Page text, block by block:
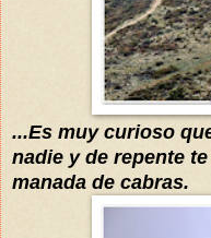
...Es muy curioso
nadie y de repente
manada de cabras.